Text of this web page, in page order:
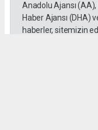
Anadolu Ajansı
Haber Ajansı (DHA)
haberler, sitemizin